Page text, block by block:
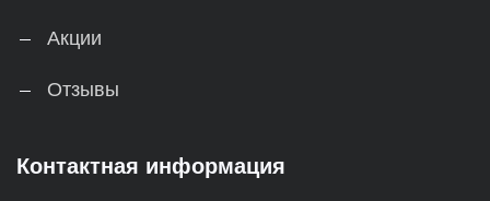
Акции
Отзывы
Контактная информация